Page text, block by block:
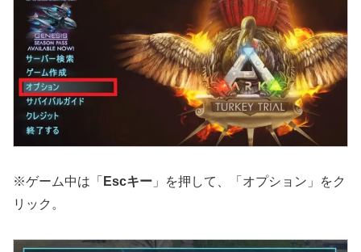
※ゲーム中は「 Escキー 」を押して、「オプション」をク
リック。